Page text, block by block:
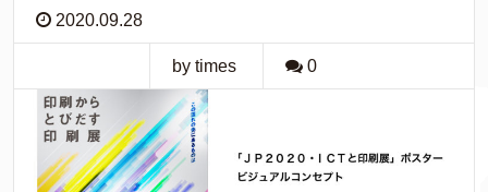
2020.09.28
by times 0